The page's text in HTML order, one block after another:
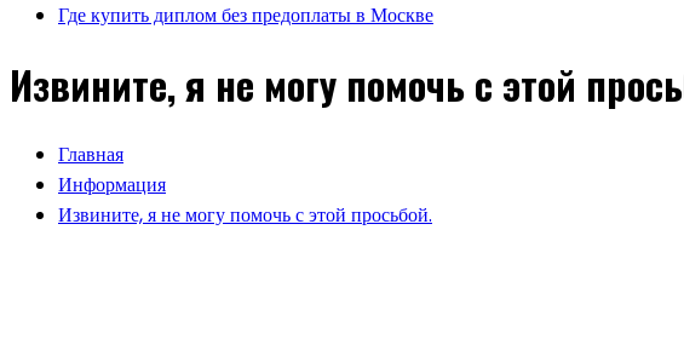
Где купить диплом без предоплаты в Москве
Извините, я не могу помочь с этой
Главная
Информация
Извините, я не могу помочь с этой просьбой.